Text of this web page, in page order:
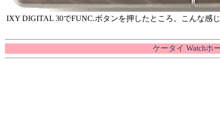
IXY DIGITAL 30でFUNC.ボタンを押したところ。こんな感
ケータイ Watchホ